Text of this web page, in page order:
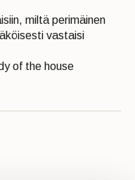
miltä perimäinen
vastaisi
of the house